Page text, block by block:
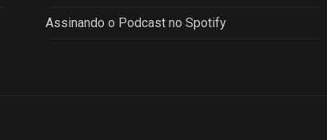
Assinando o Podcast no Spotify